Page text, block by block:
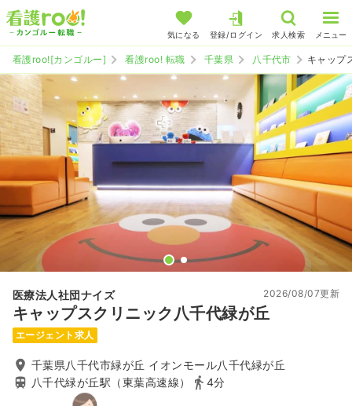
気になる 登録/ログイン 求人検索 メニュー
看護roo![カンゴルー] 看護roo! 転職 千葉県 八千代市 キャップ
医療法人社団ナイズ
キャップスクリニック八千代緑が丘
2026/08/07更新
エージェント求人
千葉県八千代市緑が丘 イオンモール八千代緑が丘
八千代緑が丘駅（東葉高速線）
4分